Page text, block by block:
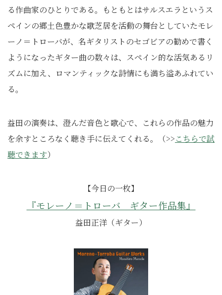
る作曲家のひとりである。もともとはサルスエラというス
ペインの郷土色豊かな歌芝居を活動の舞台としていたモレ
ーノ＝トローバが、名ギタリストのセゴビアの勧めで書く
ようになったギター曲の数々は、スペイン的な活気あるリ
ズムに加え、ロマンティックな詩情にも満ち溢あふれてい
る。
益田の演奏は、澄んだ音色と歌心で、これらの作品の魅力
を余すところなく聴き手に伝えてくれる。
（>>こちらで試
聴できます）
【今日の一枚】
『モレーノ＝トローバ ギター作品集』
益田正洋（ギター）